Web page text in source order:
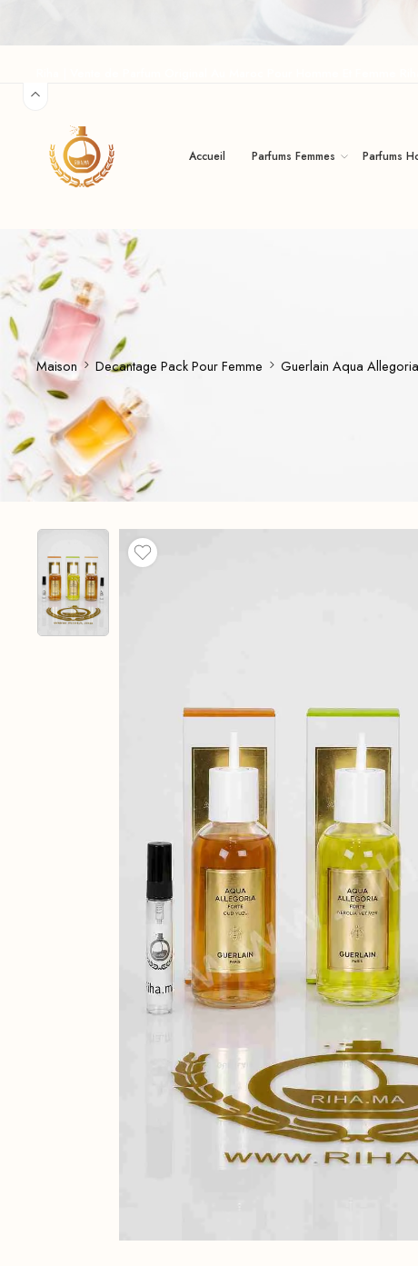
Accueil Parfums Femmes Parfums
Maison Decantage Pack Pour Femme Guerlain Aqua